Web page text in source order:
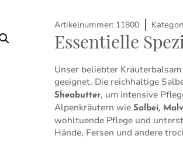
Artikelnummer: 11800
Essentielle
Unser beliebter
geeignet. Die reichhaltige
Sheabutter, um intensive
Alpenkräutern wie Salbei,
wohltuende Pflege und
Hände, Fersen und andere